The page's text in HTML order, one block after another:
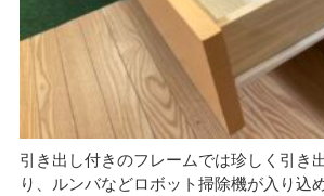
引き出し付きのフレームでは珍しく引き
り、ルンバなどロボット掃除機が入り込